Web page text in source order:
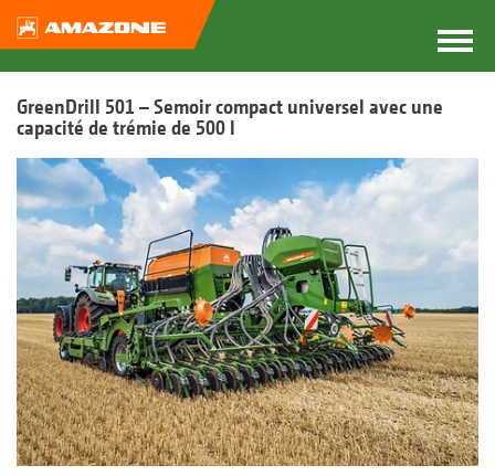
GreenDrill 501 – Semoir compact universel avec une
capacité de trémie de 500 l